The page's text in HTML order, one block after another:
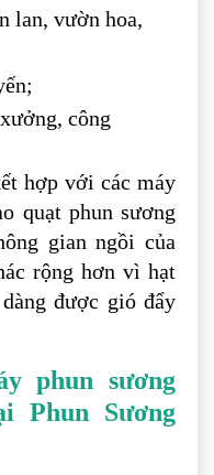
lan, vườn hoa,
công
hợp với các máy
quạt phun sương
gian ngồi của
rộng hơn vì hạt
được gió đẩy
phun sương
Phun Sương